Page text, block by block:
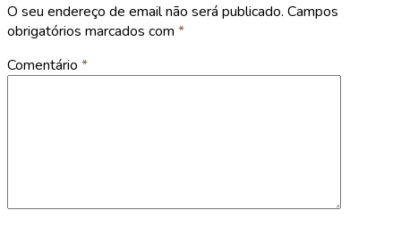
O seu endereço de email não será publicado. Campos
obrigatórios marcados com *
Comentário *